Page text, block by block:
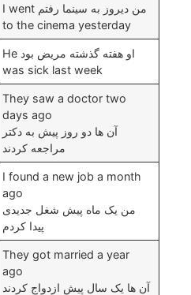
من دیروز به سینما رفتم I went
to the cinema yesterday
او هفته گذشته مریض بود He
was sick last week
They saw a doctor two
days ago
آن ها دو روز پیش به دکتر
مراجعه کردند
I found a new job a month
ago
من یک ماه پیش شغل جدیدی
پیدا کردم
They got married a year
ago
آن ها یک سال پیش ازدواج کردند